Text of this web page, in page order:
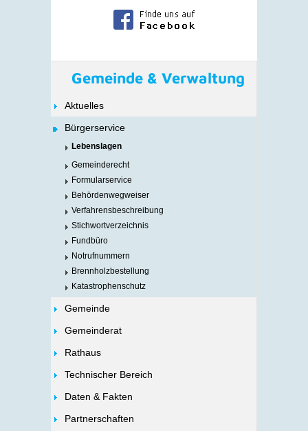
Gemeinde & Verwaltung
Aktuelles
Bürgerservice
Lebenslagen
Gemeinderecht
Formularservice
Behördenwegweiser
Verfahrensbeschreibung
Stichwortverzeichnis
Fundbüro
Notrufnummern
Brennholzbestellung
Katastrophenschutz
Gemeinde
Gemeinderat
Rathaus
Technischer Bereich
Daten & Fakten
Partnerschaften